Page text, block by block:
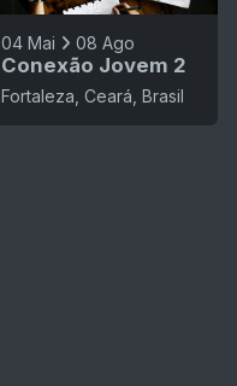
04 Mai 08 Ago
Conexão Jovem 2
Fortaleza, Ceará, Brasil